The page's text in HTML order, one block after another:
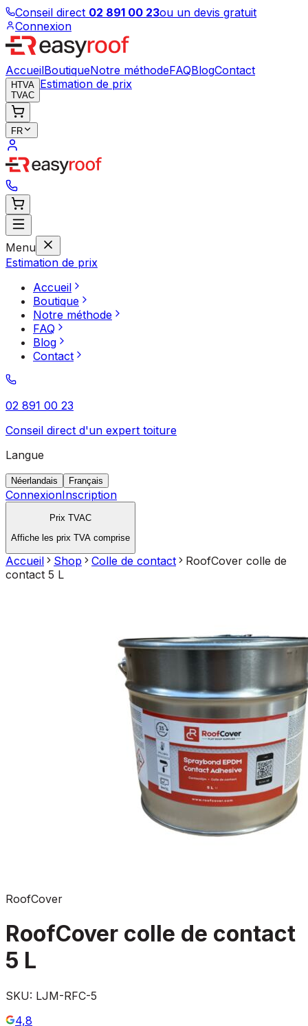
Conseil direct 02 891 00 23ou un devis gratuit
Connexion
AccueilBoutiqueNotre méthodeFAQBlogContact
HTVA
TVAC
Estimation de prix
FR
Menu
Estimation de prix
Accueil
Boutique
Notre méthode
FAQ
Blog
Contact
02 891 00 23
Conseil direct d'un expert toiture
Langue
Néerlandais Français
ConnexionInscription
Prix TVAC
Affiche les prix TVA comprise
Accueil Shop Colle de contact
RoofCover colle de
contact 5 L
RoofCover
RoofCover colle de contact
5 L
SKU: LJM-RFC-5
4,8